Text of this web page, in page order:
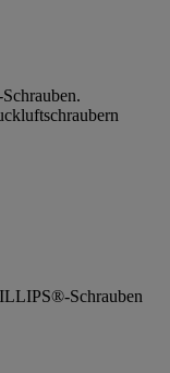
Schrauben